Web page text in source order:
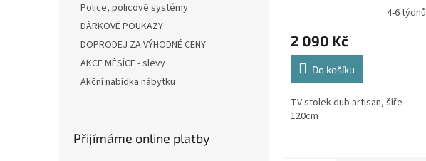
Police, policové systémy
DÁRKOVÉ POUKAZY
DOPRODEJ ZA VÝHODNÉ CENY
AKCE MĚSÍCE - slevy
Akční nabídka nábytku
Přijímáme online platby
4-6 týdnů
2 090 Kč
Do košíku
TV stolek dub artisan, šíře
120cm